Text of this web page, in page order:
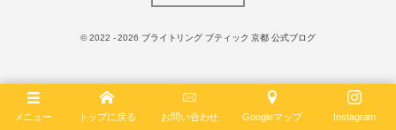
© 2022 - 2026 ブライトリング ブティック 京都 公式ブログ
メニュー トップに戻る お問い合わせ Googleマップ Instagram